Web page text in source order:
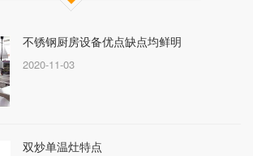
不锈钢厨房设备优点缺点均鲜明
2020-11-03
双炒单温灶特点